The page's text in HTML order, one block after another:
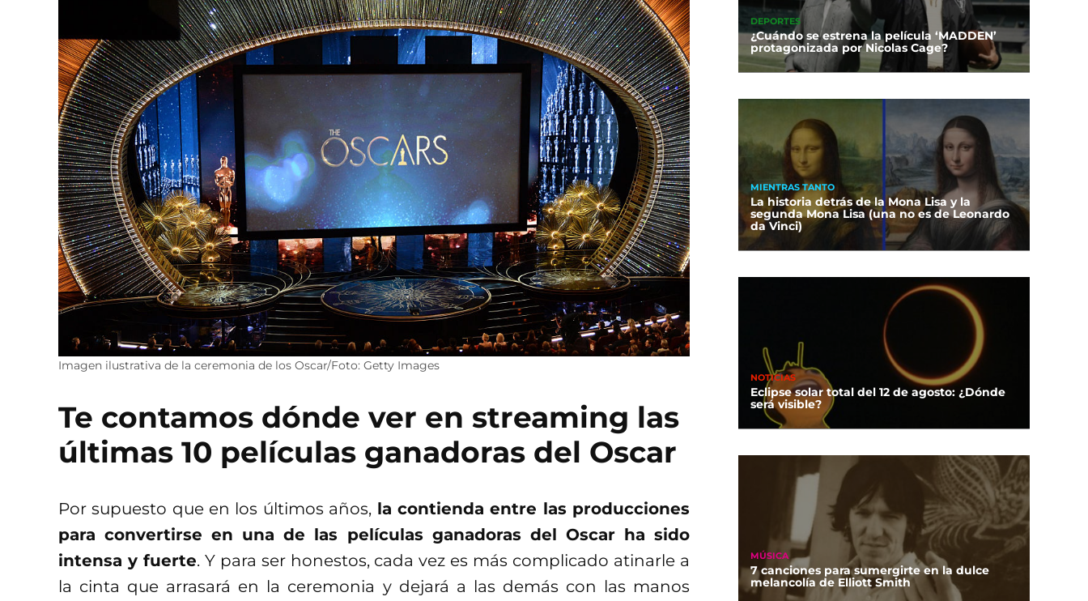
Imagen ilustrativa de la ceremonia de los Oscar/Foto: Getty Images
Te contamos dónde ver en streaming las
últimas 10 películas ganadoras del Oscar
Por supuesto que en los últimos años, la contienda entre las producciones
para convertirse en una de las películas ganadoras del Oscar ha sido
intensa y fuerte. Y para ser honestos, cada vez es más complicado atinarle a
la cinta que arrasará en la ceremonia y dejará a las demás con las manos
DEPORTES
¿Cuándo se estrena la película ‘MADDEN’
protagonizada por Nicolas Cage?
MIENTRAS TANTO
La historia detrás de la Mona Lisa y la
segunda Mona Lisa (una no es de Leonardo
da Vinci)
NOTICIAS
Eclipse solar total del 12 de agosto: ¿Dónde
será visible?
MÚSICA
7 canciones para sumergirte en la dulce
melancolía de Elliott Smith